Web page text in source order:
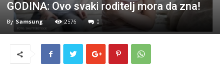
GODINA: Ovo svaki roditelj mora da zna!
By Samsung 2576 0